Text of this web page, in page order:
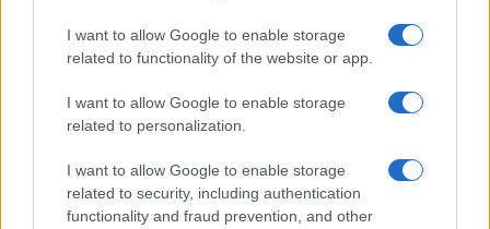
I want to allow Google to enable storage
related to functionality of the website or app.
I want to allow Google to enable storage
related to personalization.
I want to allow Google to enable storage
related to security, including authentication
functionality and fraud prevention, and other
Allergia al veleno di imenotteri: come riconoscere i
sintomi e prevenire le reazioni gravi
Camilla Fiore · 7 Ago 2026